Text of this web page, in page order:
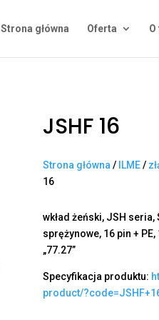
Strona główna Oferta
JSHF 16
Strona główna / ILME/
16
wkład żeński, JSH seria,
sprężynowe, 16 pin +
„77.27”
Specyfikacja produktu:
product/